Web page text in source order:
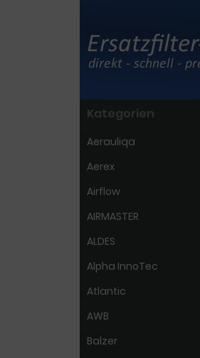
Kategorien
Aerauliqa
Aerex
Airflow
AIRMASTER
ALDES
Alpha InnoTec
Atlantic
AWB
Balzer